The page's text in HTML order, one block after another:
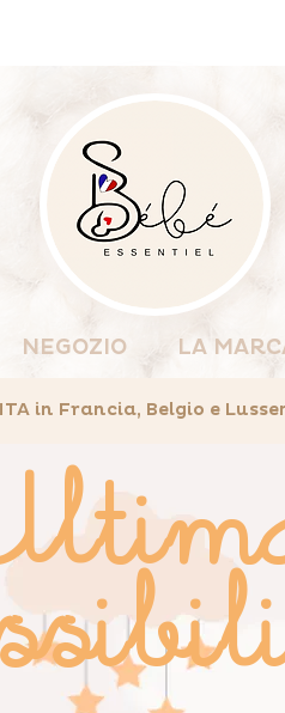
NEGOZIO LA
in Francia, Belgio e